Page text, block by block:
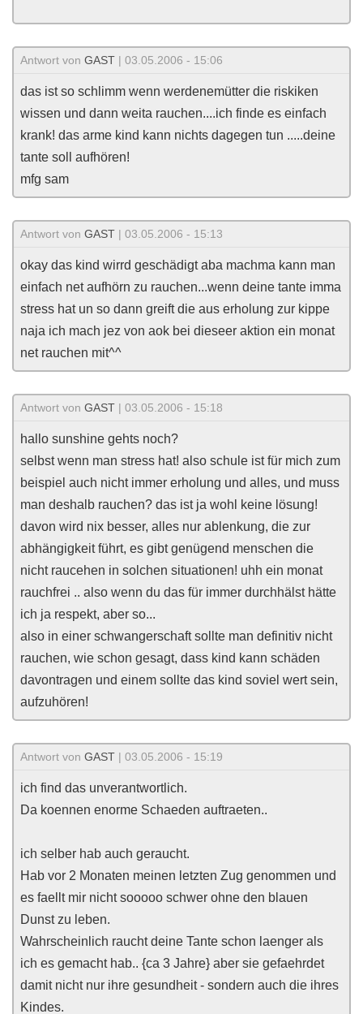
Antwort von GAST | 03.05.2006 - 15:06
das ist so schlimm wenn werdenemütter die riskiken
wissen und dann weita rauchen....ich finde es einfach
krank! das arme kind kann nichts dagegen tun .....deine
tante soll aufhören!
mfg sam
Antwort von GAST | 03.05.2006 - 15:13
okay das kind wirrd geschädigt aba machma kann man
einfach net aufhörn zu rauchen...wenn deine tante imma
stress hat un so dann greift die aus erholung zur kippe
naja ich mach jez von aok bei dieseer aktion ein monat
net rauchen mit^^
Antwort von GAST | 03.05.2006 - 15:18
hallo sunshine gehts noch?
selbst wenn man stress hat! also schule ist für mich zum
beispiel auch nicht immer erholung und alles, und muss
man deshalb rauchen? das ist ja wohl keine lösung!
davon wird nix besser, alles nur ablenkung, die zur
abhängigkeit führt, es gibt genügend menschen die
nicht raucehen in solchen situationen! uhh ein monat
rauchfrei .. also wenn du das für immer durchhälst hätte
ich ja respekt, aber so...
also in einer schwangerschaft sollte man definitiv nicht
rauchen, wie schon gesagt, dass kind kann schäden
davontragen und einem sollte das kind soviel wert sein,
aufzuhören!
Antwort von GAST | 03.05.2006 - 15:19
ich find das unverantwortlich.
Da koennen enorme Schaeden auftraeten..
ich selber hab auch geraucht.
Hab vor 2 Monaten meinen letzten Zug genommen und
es faellt mir nicht sooooo schwer ohne den blauen
Dunst zu leben.
Wahrscheinlich raucht deine Tante schon laenger als
ich es gemacht hab.. {ca 3 Jahre} aber sie gefaehrdet
damit nicht nur ihre gesundheit - sondern auch die ihres
Kindes.